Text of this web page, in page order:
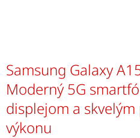
Samsung Galaxy
Moderný 5G
displejom a
výkonu